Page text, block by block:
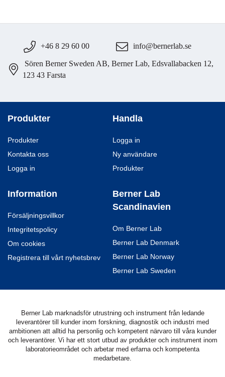
+46 8 29 60 00 info@bernerlab.se
Sören Berner Sweden AB, Berner Lab, Edsvallabacken 12,
123 43 Farsta
Produkter
Produkter
Kontakta oss
Logga in
Handla
Logga in
Ny användare
Produkter
Information
Försäljningsvillkor
Integritetspolicy
Om cookies
Registrera till vårt nyhetsbrev
Berner Lab
Scandinavien
Om Berner Lab
Berner Lab Denmark
Berner Lab Norway
Berner Lab Sweden
Berner Lab marknadsför utrustning och instrument från ledande
leverantörer till kunder inom forskning, diagnostik och industri med
ambitionen att alltid ha personlig och kompetent närvaro till våra kunder
och leverantörer. Vi har ett stort utbud av produkter och instrument inom
laboratorieområdet och arbetar med erfarna och kompetenta
medarbetare.